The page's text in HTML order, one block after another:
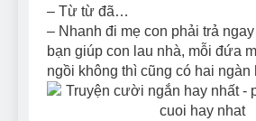
– Từ từ đã…
– Nhanh đi mẹ con phải trả
bạn giúp con lau nhà, mỗi đứa
ngồi không thì cũng có hai